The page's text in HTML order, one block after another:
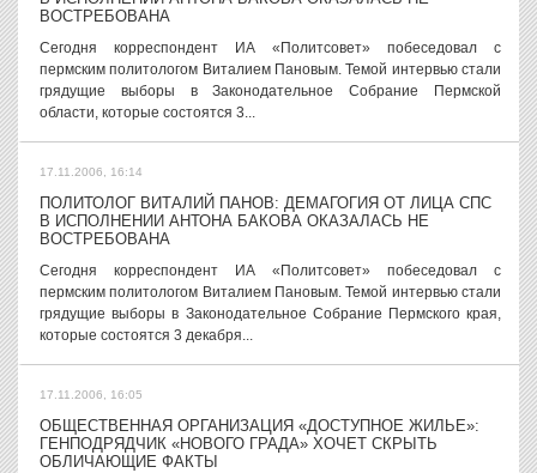
ВОСТРЕБОВАНА
Сегодня корреспондент ИА «Политсовет» побеседовал с
пермским политологом Виталием Пановым. Темой интервью стали
грядущие выборы в Законодательное Собрание Пермской
области, которые состоятся 3...
17.11.2006, 16:14
ПОЛИТОЛОГ ВИТАЛИЙ ПАНОВ: ДЕМАГОГИЯ ОТ ЛИЦА СПС
В ИСПОЛНЕНИИ АНТОНА БАКОВА ОКАЗАЛАСЬ НЕ
ВОСТРЕБОВАНА
Сегодня корреспондент ИА «Политсовет» побеседовал с
пермским политологом Виталием Пановым. Темой интервью стали
грядущие выборы в Законодательное Собрание Пермского края,
которые состоятся 3 декабря...
17.11.2006, 16:05
ОБЩЕСТВЕННАЯ ОРГАНИЗАЦИЯ «ДОСТУПНОЕ ЖИЛЬЕ»:
ГЕНПОДРЯДЧИК «НОВОГО ГРАДА» ХОЧЕТ СКРЫТЬ
ОБЛИЧАЮЩИЕ ФАКТЫ